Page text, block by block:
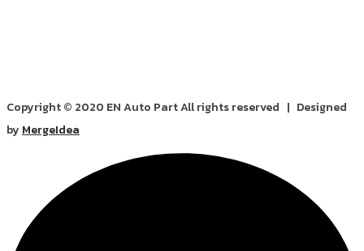
Copyright © 2020 EN Auto Part All rights reserved | Designed
by MergeIdea